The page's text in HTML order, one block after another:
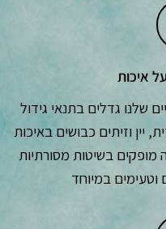
איכות
שלנו גדלים בתנאי גידול
יין וזיתים כבושים באיכות
מופקים בשיטות מסורתיות
וטעימים במיוחד